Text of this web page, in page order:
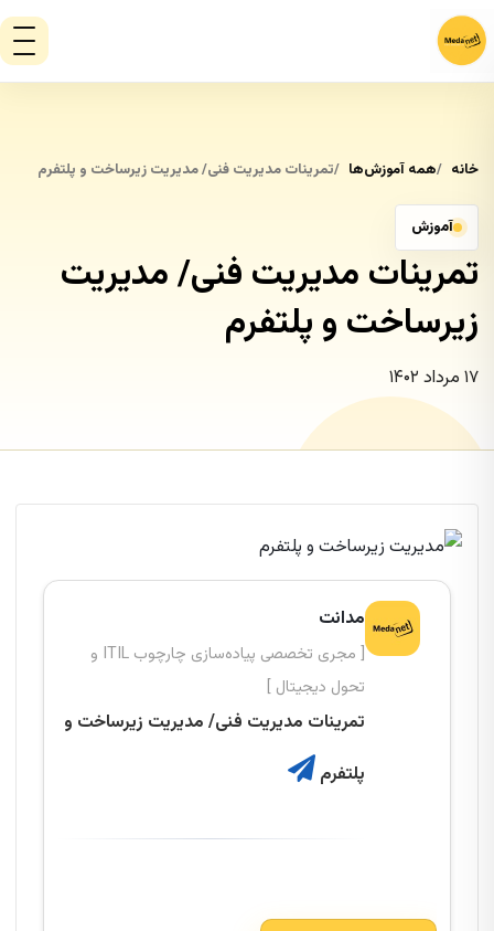
خانه همه آموزش‌ها تمرینات مدیریت فنی/ مدیریت زیرساخت و پلتفرم
آموزش
تمرینات مدیریت فنی/ مدیریت
زیرساخت و پلتفرم
۱۷ مرداد ۱۴۰۲
مدانت
[ مجری تخصصی پیاده‌سازی چارچوب ITIL و
تحول دیجیتال ]
تمرینات مدیریت فنی/ مدیریت زیرساخت و
پلتفرم